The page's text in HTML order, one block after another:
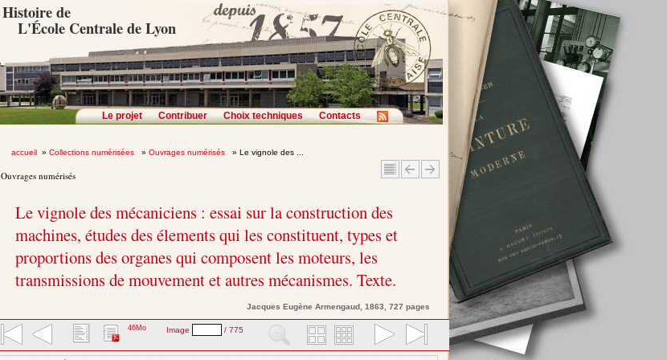
Histoire de
L'École Centrale de Lyon
Le projet Contribuer Choix techniques Contacts
accueil» Collections numérisées » Ouvrages numérisés » Le vignole des ...
Ouvrages numérisés
Le vignole des mécaniciens : essai sur la construction des
machines, études des élements qui les constituent, types et
proportions des organes qui composent les moteurs, les
transmissions de mouvement et autres mécanismes. Texte.
Jacques EugèneArmengaud, 1863, 727 pages
46Mo Image / 775